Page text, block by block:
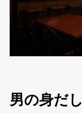
男の身だ